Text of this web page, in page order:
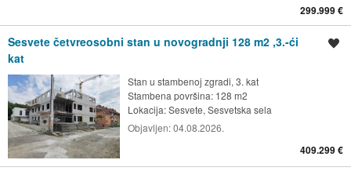
299.999 €
Sesvete četvreosobni stan u novogradnji 128 m2 ,3.-ći
kat
Stan u stambenoj zgradi, 3. kat
Stambena površina: 128 m2
Lokacija:Sesvete, Sesvetska sela
Objavljen:04.08.2026.
409.299 €